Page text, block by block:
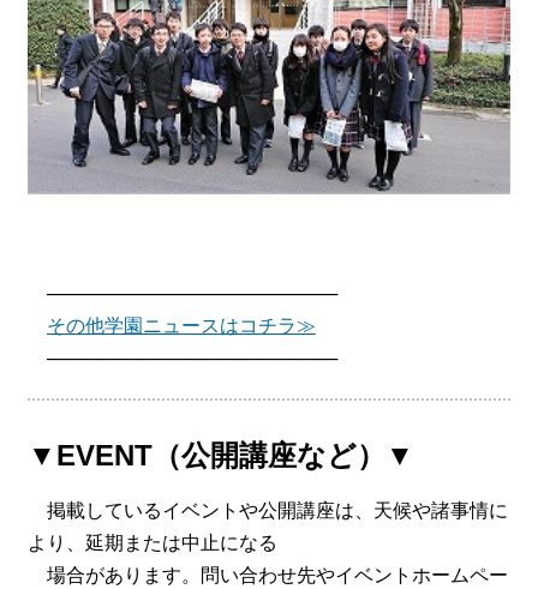
──────────────────────
その他学園ニュースはコチラ≫
──────────────────────
▼EVENT（公開講座など）▼
掲載しているイベントや公開講座は、天候や諸事情に
より、延期または中止になる
場合があります。問い合わせ先やイベントホームペー